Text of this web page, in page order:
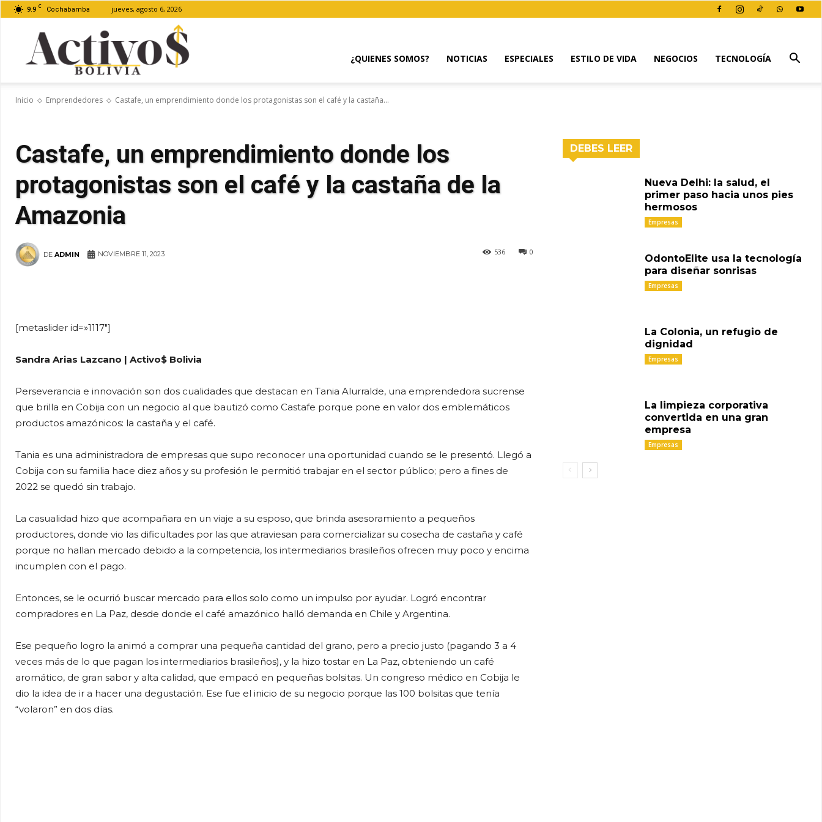
9.9 C Cochabamba jueves, agosto 6, 2026
¿QUIENES SOMOS? NOTICIAS ESPECIALES ESTILO DE VIDA NEGOCIOS TECNOLOGÍA
Inicio Emprendedores Castafe, un emprendimiento donde los protagonistas son el café y la castaña...
Castafe, un emprendimiento donde los
protagonistas son el café y la castaña de la
Amazonia
DE ADMIN 0
536
NOVIEMBRE 11, 2023
[metaslider id=»1117″]
Sandra Arias Lazcano | Activo$ Bolivia
Perseverancia e innovación son dos cualidades que destacan en Tania Alurralde, una emprendedora sucrense
que brilla en Cobija con un negocio al que bautizó como Castafe porque pone en valor dos emblemáticos
productos amazónicos: la castaña y el café.
Tania es una administradora de empresas que supo reconocer una oportunidad cuando se le presentó. Llegó a
Cobija con su familia hace diez años y su profesión le permitió trabajar en el sector público; pero a fines de
2022 se quedó sin trabajo.
La casualidad hizo que acompañara en un viaje a su esposo, que brinda asesoramiento a pequeños
productores, donde vio las dificultades por las que atraviesan para comercializar su cosecha de castaña y café
porque no hallan mercado debido a la competencia, los intermediarios brasileños ofrecen muy poco y encima
incumplen con el pago.
Entonces, se le ocurrió buscar mercado para ellos solo como un impulso por ayudar. Logró encontrar
compradores en La Paz, desde donde el café amazónico halló demanda en Chile y Argentina.
Ese pequeño logro la animó a comprar una pequeña cantidad del grano, pero a precio justo (pagando 3 a 4
veces más de lo que pagan los intermediarios brasileños), y la hizo tostar en La Paz, obteniendo un café
aromático, de gran sabor y alta calidad, que empacó en pequeñas bolsitas. Un congreso médico en Cobija le
dio la idea de ir a hacer una degustación. Ese fue el inicio de su negocio porque las 100 bolsitas que tenía
“volaron” en dos días.
DEBES LEER
Nueva Delhi: la salud, el
primer paso hacia unos pies
hermosos
Empresas
OdontoElite usa la tecnología
para diseñar sonrisas
Empresas
La Colonia, un refugio de
dignidad
Empresas
La limpieza corporativa
convertida en una gran
empresa
Empresas